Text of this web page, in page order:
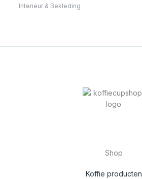
Interieur & Bekleding
Shop
Koffie producten